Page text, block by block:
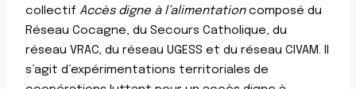
collectif Accès digne à l’alimentationcomposé du
Réseau Cocagne, du Secours Catholique, du
réseau VRAC, du réseau UGESS et du réseau CIVAM. Il
s’agit d’expérimentations territoriales de